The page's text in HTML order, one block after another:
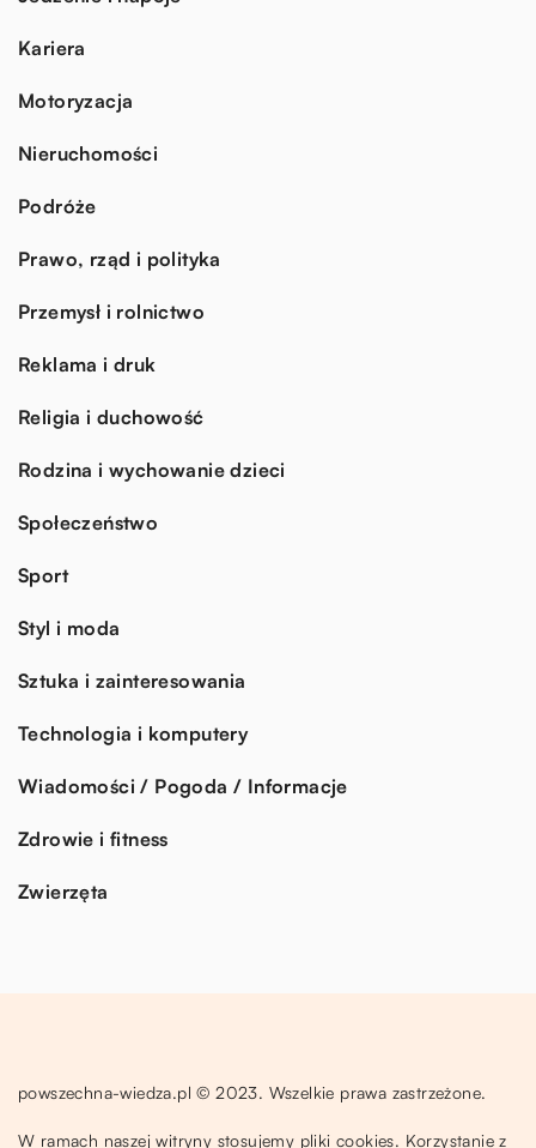
Kariera
Motoryzacja
Nieruchomości
Podróże
Prawo, rząd i polityka
Przemysł i rolnictwo
Reklama i druk
Religia i duchowość
Rodzina i wychowanie dzieci
Społeczeństwo
Sport
Styl i moda
Sztuka i zainteresowania
Technologia i komputery
Wiadomości / Pogoda / Informacje
Zdrowie i fitness
Zwierzęta
powszechna-wiedza.pl © 2023. Wszelkie prawa zastrzeżone.
W ramach naszej witryny stosujemy pliki cookies. Korzystanie z